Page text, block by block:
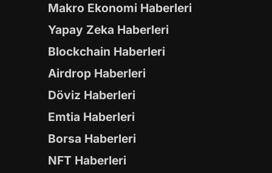
Makro Ekonomi Haberleri
Yapay Zeka Haberleri
Blockchain Haberleri
Airdrop Haberleri
Döviz Haberleri
Emtia Haberleri
Borsa Haberleri
NFT Haberleri